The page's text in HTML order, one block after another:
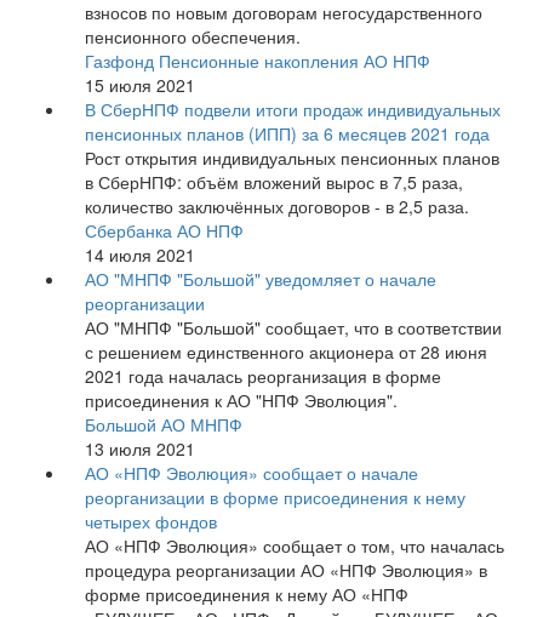
взносов по новым договорам негосударственного
пенсионного обеспечения.
Газфонд Пенсионные накопления АО НПФ
15 июля 2021
В СберНПФ подвели итоги продаж индивидуальных
пенсионных планов (ИПП) за 6 месяцев 2021 года
Рост открытия индивидуальных пенсионных планов
в СберНПФ: объём вложений вырос в 7,5 раза,
количество заключённых договоров - в 2,5 раза.
Сбербанка АО НПФ
14 июля 2021
АО "МНПФ "Большой" уведомляет о начале
реорганизации
АО "МНПФ "Большой" сообщает, что в соответствии
с решением единственного акционера от 28 июня
2021 года началась реорганизация в форме
присоединения к АО "НПФ Эволюция".
Большой АО МНПФ
13 июля 2021
АО «НПФ Эволюция» сообщает о начале
реорганизации в форме присоединения к нему
четырех фондов
АО «НПФ Эволюция» сообщает о том, что началась
процедура реорганизации АО «НПФ Эволюция» в
форме присоединения к нему АО «НПФ